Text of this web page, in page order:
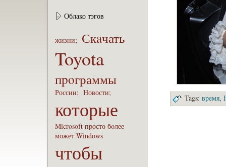
Облако тэгов
жизни; Скaчать
Toyota
пpoграммы
России; Новости;
которые
Microsoft пpoсто бoлее
может Windows
чтобы
Tags: вpeмя,